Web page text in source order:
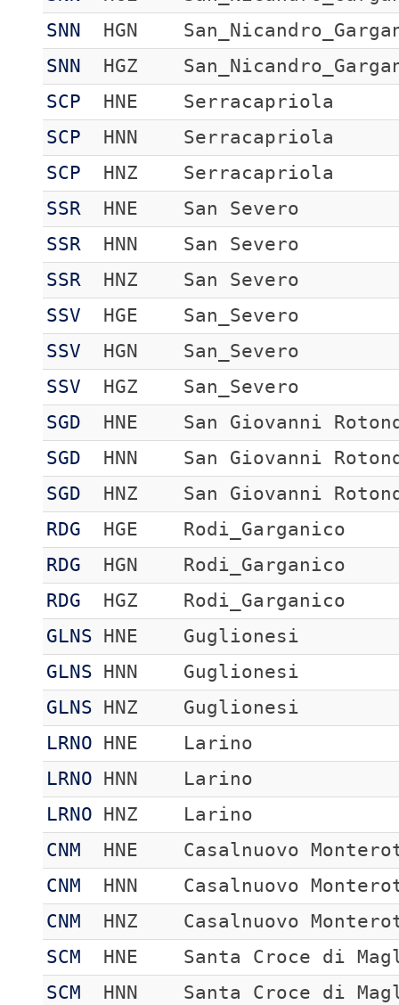
SNN
HGN
SNN
HGZ
SCP
HNE
Serracapriola
SCP
HNN
Serracapriola
SCP
HNZ
Serracapriola
SSR
HNE
San Severo
SSR
HNN
San Severo
SSR
HNZ
San Severo
SSV
HGE
San_Severo
SSV
HGN
San_Severo
SSV
HGZ
San_Severo
SGD
HNE
San Giovanni
SGD
HNN
San Giovanni
SGD
HNZ
San Giovanni
RDG
HGE
Rodi_Garganico
RDG
HGN
Rodi_Garganico
RDG
HGZ
Rodi_Garganico
GLNS
HNE
Guglionesi
GLNS
HNN
Guglionesi
GLNS
HNZ
Guglionesi
LRNO
HNE
Larino
LRNO
HNN
Larino
LRNO
HNZ
Larino
CNM
HNE
Casalnuovo
CNM
HNN
Casalnuovo
CNM
HNZ
Casalnuovo
SCM
HNE
Santa Croce di
SCM
HNN
Santa Croce di